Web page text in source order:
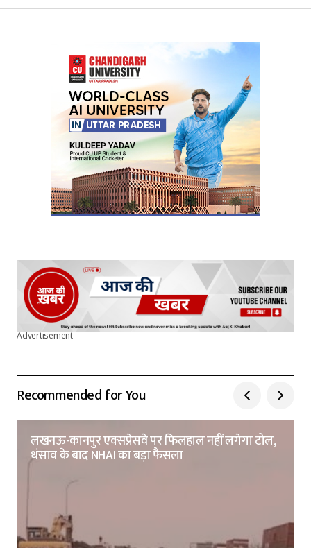
Your E-mail*
Submit Comment
Advertisement
Recommended for You
लखनऊ-कानपुर एक्सप्रेसवे पर फिलहाल नहीं लगेगा टोल,
धंसाव के बाद NHAI का बड़ा फैसला